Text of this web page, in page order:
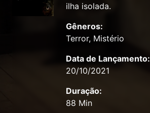
ilha isolada.
Gêneros:
Terror, Mistério
Data de Lançamento:
20/10/2021
Duração:
88 Min